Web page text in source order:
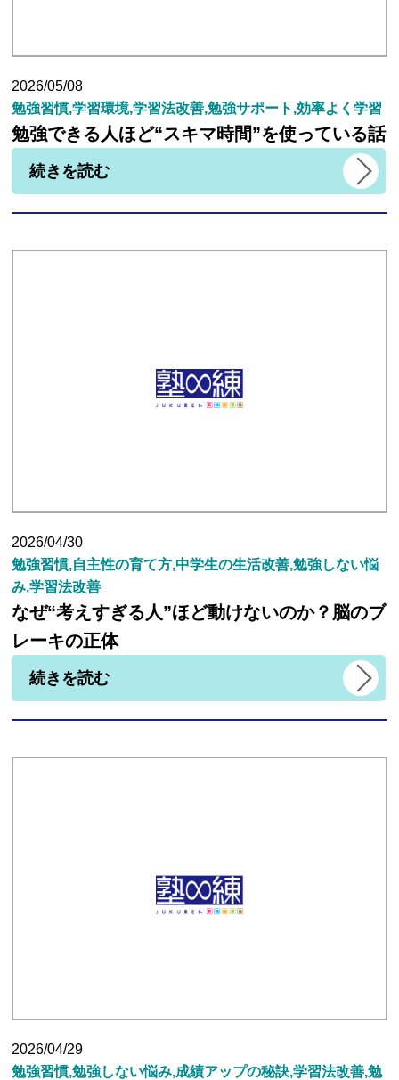
合格実績
よくあるご質問
2026/05/08
勉強習慣,学習環境,学習法改善,勉強サポート,効率よく学習
勉強できる人ほど“スキマ時間”を使っている話
続きを読む
2026/04/30
勉強習慣,自主性の育て方,中学生の生活改善,勉強しない悩
み,学習法改善
なぜ“考えすぎる人”ほど動けないのか？脳のブ
レーキの正体
続きを読む
2026/04/29
勉強習慣,勉強しない悩み,成績アップの秘訣,学習法改善,勉